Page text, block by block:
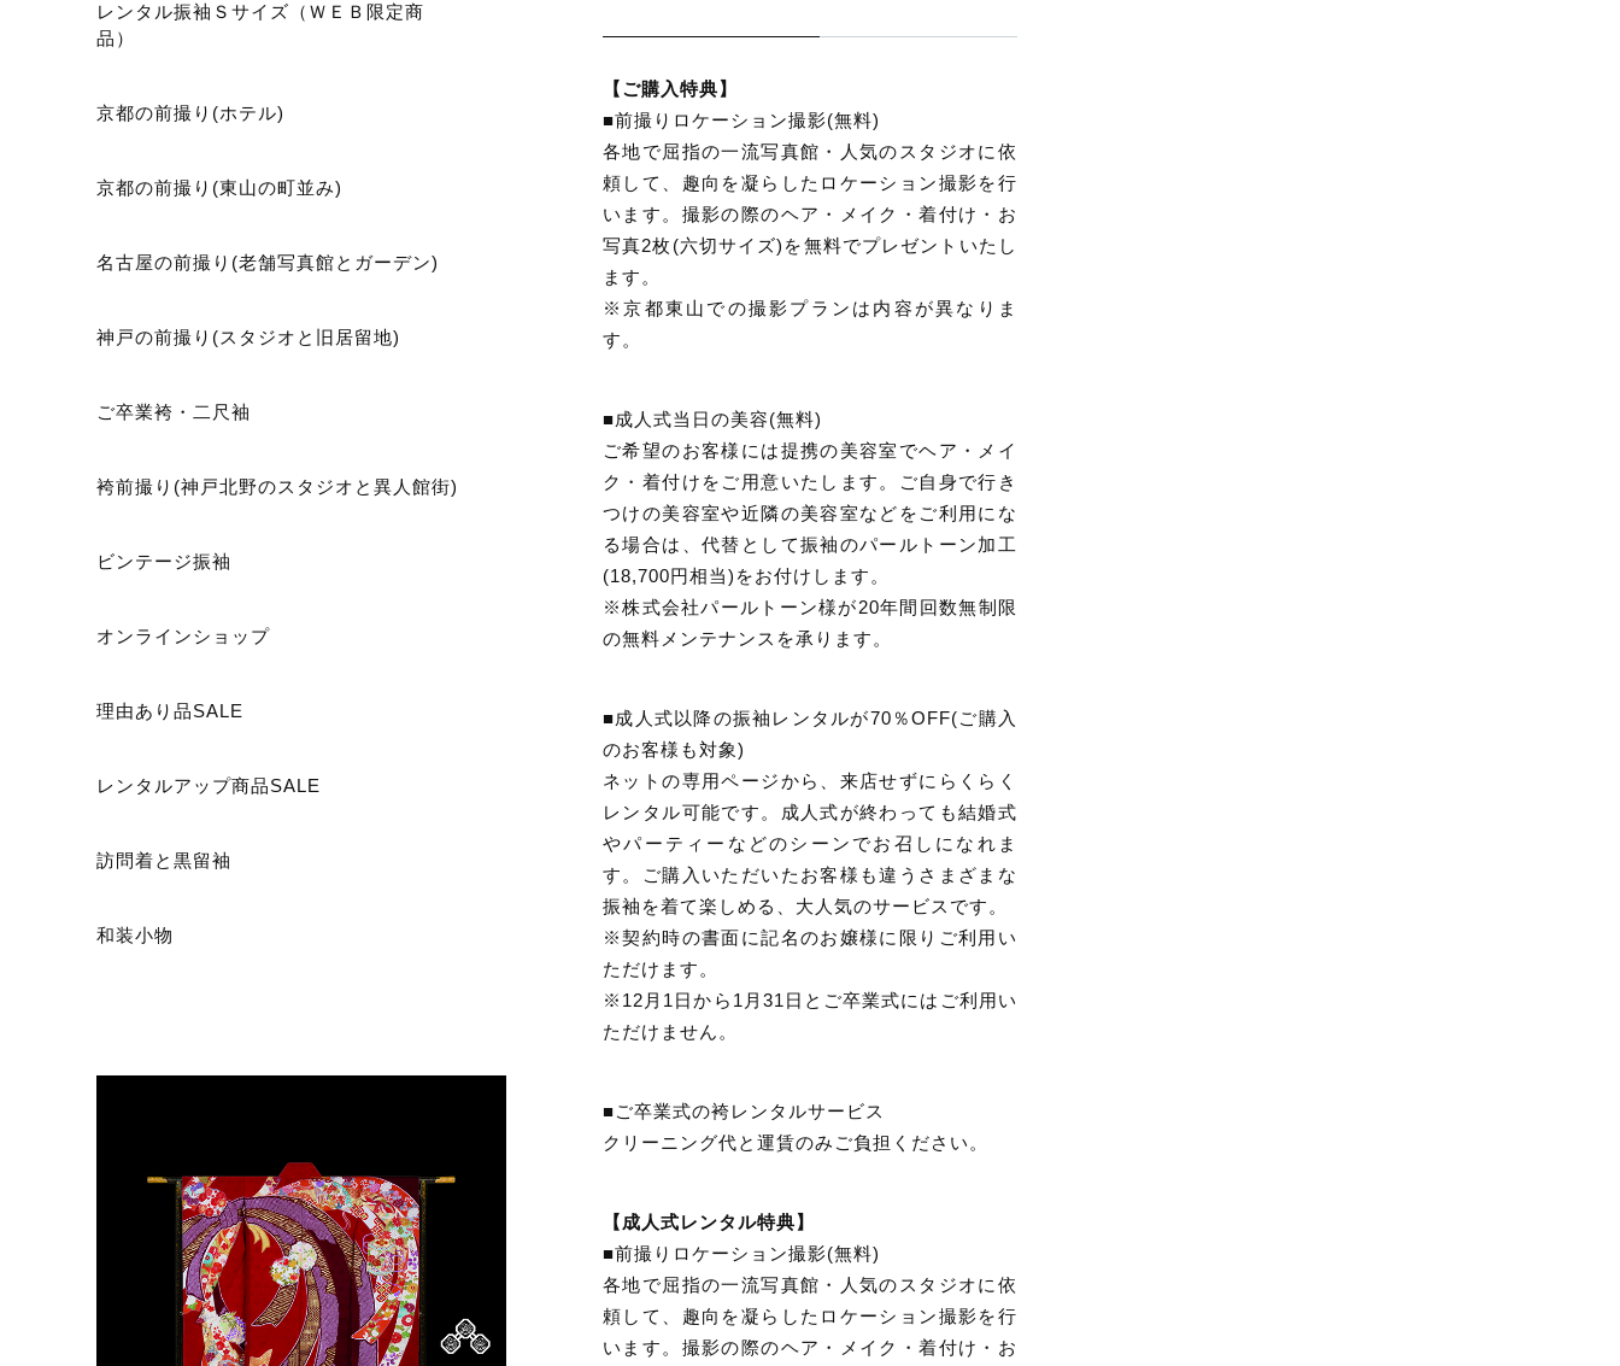
【ご購入特典】
■前撮りロケーション撮影(無料)
各地で屈指の一流写真館・人気のスタジオに依
頼して、趣向を凝らしたロケーション撮影を行
います。撮影の際のヘア・メイク・着付け・お
写真2枚(六切サイズ)を無料でプレゼントいたし
ます。
※京都東山での撮影プランは内容が異なりま
す。
■成人式当日の美容(無料)
ご希望のお客様には提携の美容室でヘア・メイ
ク・着付けをご用意いたします。ご自身で行き
つけの美容室や近隣の美容室などをご利用にな
る場合は、代替として振袖のパールトーン加工
(18,700円相当)をお付けします。
※株式会社パールトーン様が20年間回数無制限
の無料メンテナンスを承ります。
■成人式以降の振袖レンタルが70％OFF(ご購入
のお客様も対象)
ネットの専用ページから、来店せずにらくらく
レンタル可能です。成人式が終わっても結婚式
やパーティーなどのシーンでお召しになれま
す。ご購入いただいたお客様も違うさまざまな
振袖を着て楽しめる、大人気のサービスです。
※契約時の書面に記名のお嬢様に限りご利用い
ただけます。
※12月1日から1月31日とご卒業式にはご利用い
ただけません。
■ご卒業式の袴レンタルサービス
クリーニング代と運賃のみご負担ください。
【成人式レンタル特典】
■前撮りロケーション撮影(無料)
各地で屈指の一流写真館・人気のスタジオに依
頼して、趣向を凝らしたロケーション撮影を行
います。撮影の際のヘア・メイク・着付け・お
レンタル振袖Ｓサイズ（ＷＥＢ限定商
品）
京都の前撮り(ホテル)
京都の前撮り(東山の町並み)
名古屋の前撮り(老舗写真館とガーデン)
神戸の前撮り(スタジオと旧居留地)
ご卒業袴・二尺袖
袴前撮り(神戸北野のスタジオと異人館街)
ビンテージ振袖
オンラインショップ
理由あり品SALE
レンタルアップ商品SALE
訪問着と黒留袖
和装小物